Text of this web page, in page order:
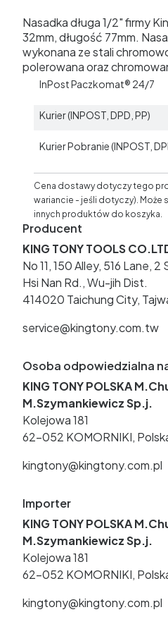
Nasadka długa 1/2" firmy
32mm, długość 77mm.
wykonana ze stali
polerowana oraz
InPost Paczkomat® 24/7
Kurier (INPOST, DPD, PP)
Kurier Pobranie (INPOST,
Cena dostawy dotyczy tego
wariancie - jeśli dotyczy). Może
innych produktów do koszyka.
Producent
KING TONY TOOLS
No 11, 150 Alley, 516 Lane, 2
Hsi Nan Rd., Wu-jih Dist.
414020 Taichung City,
service@kingtony.com.tw
Osoba odpowiedzialna
KING TONY POLSKA
M.Szymankiewicz Sp.j.
Kolejowa 181
62-052 KOMORNIKI,
kingtony@kingtony.com.pl
Importer
KING TONY POLSKA
M.Szymankiewicz Sp.j.
Kolejowa 181
62-052 KOMORNIKI,
kingtony@kingtony.com.pl